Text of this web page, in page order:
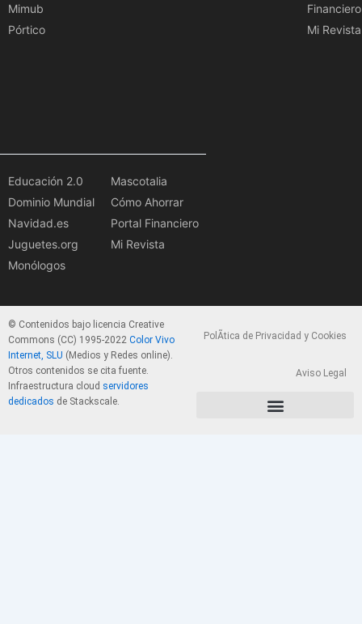
Mimub
Pórtico
Financiero
Mi Revista
Educación 2.0
Dominio Mundial
Navidad.es
Juguetes.org
Monólogos
Mascotalia
Cómo Ahorrar
Portal Financiero
Mi Revista
© Contenidos bajo licencia Creative
Commons (CC) 1995-2022 Color Vivo
Internet, SLU (Medios y Redes online).
Otros contenidos se cita fuente.
Infraestructura cloud servidores
dedicados de Stackscale.
PolÃ­tica de Privacidad y Cookies
Aviso Legal